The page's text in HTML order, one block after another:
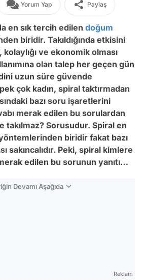
Yorum Yap Paylaş
en sık tercih edilen doğum
biridir. Takıldığında etkisini
ve ekonomik olması
olan talep her geçen gün
uzun süre güvende
çok kadın, spiral taktırmadan
bazı soru işaretlerini
merak edilen bu sorulardan
takılmaz? Sorusudur. Spiral en
biridir fakat bazı
sakıncalıdır. Peki, spiral kimlere
edilen bu sorunun yanıtı…
Devamı Aşağıda
Reklam